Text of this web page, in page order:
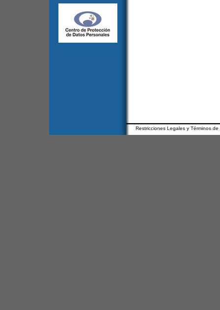
Restricciones Legales y Términos de